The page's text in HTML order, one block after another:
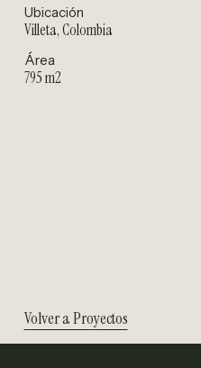
Ubicación
Villeta, Colombia
Área
795 m2
Volver a Proyectos